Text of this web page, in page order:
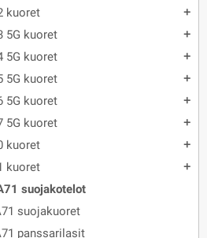
kuoret add
5G kuoret add
5G kuoret add
5G kuoret add
5G kuoret add
5G kuoret add
kuoret add
kuoret add
suojakotelot
suojakuoret
panssarilasit